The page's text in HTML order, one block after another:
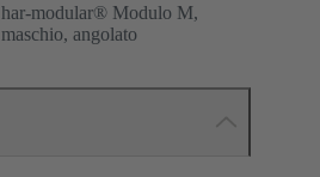
har-modular® Modulo M,
maschio, angolato